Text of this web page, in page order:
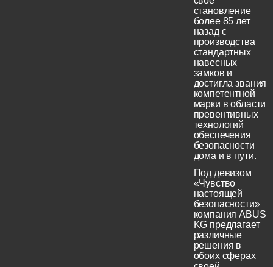
становление
более 85 лет
назад с
производства
стандартных
навесных
замков и
достигла звания
компетентной
марки в области
превентивных
технологий
обеспечения
безопасности
дома и в пути.
Под девизом
«Чувство
настоящей
безопасности»
компания ABUS
KG предлагает
различные
решения в
обоих сферах